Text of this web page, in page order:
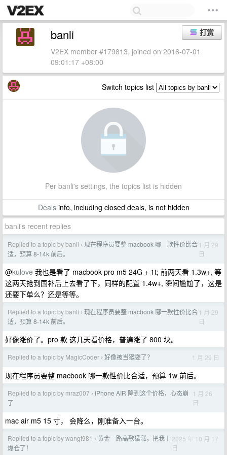
打赏
banli
V2EX member #179813, joined on 2016-07-01
09:01:17 +08:00
Switch topics list
Per banli's settings, the topics list is hidden
Dealsinfo, including closed deals, is not hidden
banli's recent replies
Replied to a topic by banli › 现在程序员要整 macbook 哪一款性价比合
适，预算 8-14k 前后。
1 月 29
日
@kulove 我也是看了 macbook pro m5 24G + 1t; 前两天看 1.3w+, 等
这两天抢到国补后上去看了下，同样的配置 1.4w+, 瞬间尴尬了，这是
还要下单么？还是等等。
Replied to a topic by banli › 现在程序员要整 macbook 哪一款性价比合
适，预算 8-14k 前后。
1 月 29
日
好像涨价了。pro 款 这几天看价格，普遍涨了 800 块。
Replied to a topic by MagicCoder › 好像被当猴耍了？ 1 月 29 日
现在程序员要整 macbook 哪一款性价比合适，预算 1w 前后。
Replied to a topic by mraz007 › iPhone AIR 降到这个价格，心态崩
了
1 月 26
日
mac air m5 15 寸， 会降么，刚准备入一台。
Replied to a topic by wangt981 › 黄金一路高歌猛涨，把我干
爆仓了！
2025 年 10 月 17
日